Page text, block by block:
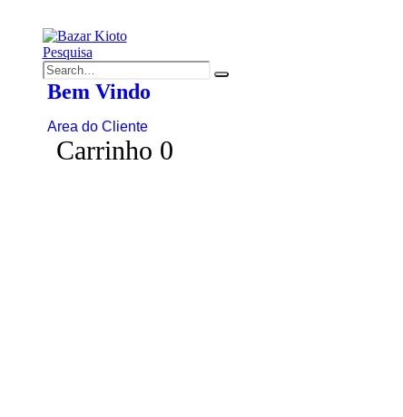
Pesquisa
Bem Vindo
Area do Cliente
Carrinho 0